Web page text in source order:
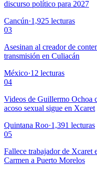
discurso político para 2027
Cancún·1,925 lecturas
03
Asesinan al creador de
transmisión en Culiacán
México·12 lecturas
04
Videos de Guillermo Ochoa
acoso sexual sigue en Xcaret
Quintana Roo·1,391 lecturas
05
Fallece trabajador de Xcaret
Carmen a Puerto Morelos